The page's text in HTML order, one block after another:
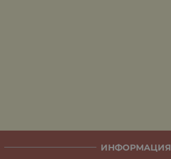
ИНФОРМАЦИЯ